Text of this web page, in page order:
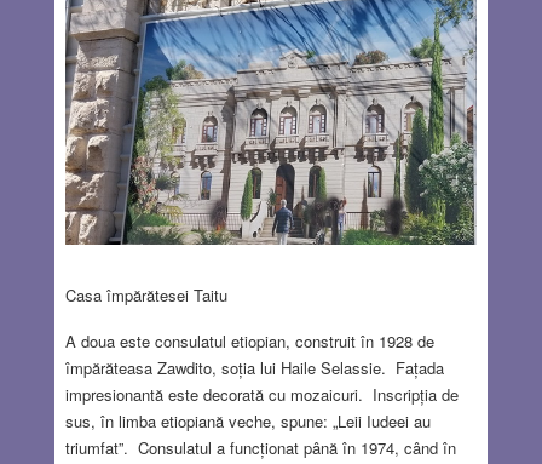
Casa împărătesei Taitu
A doua este consulatul etiopian, construit în 1928 de
împărăteasa Zawdito, soția lui Haile Selassie. Fațada
impresionantă este decorată cu mozaicuri. Inscripția de
sus, în limba etiopiană veche, spune: „Leii Iudeei au
triumfat”. Consulatul a funcționat până în 1974, când în